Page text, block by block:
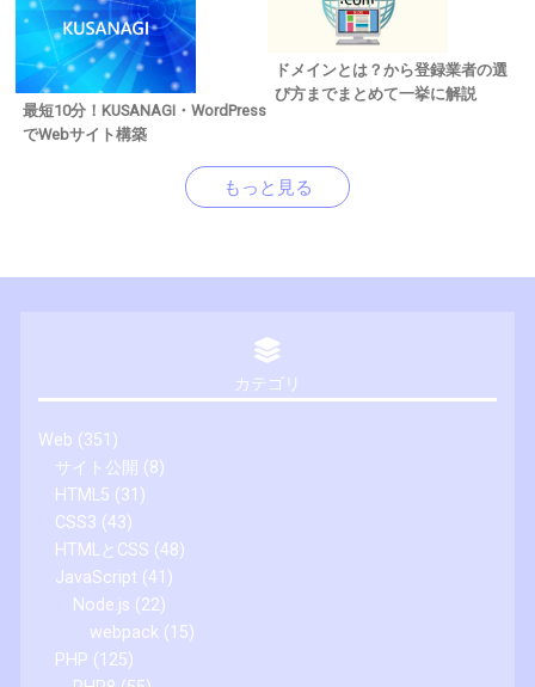
最短10分！KUSANAGI・WordPress
でWebサイト構築
ドメインとは？から登録業者の選
び方までまとめて一挙に解説
もっと見る
カテゴリ
Web (351)
サイト公開 (8)
HTML5 (31)
CSS3 (43)
HTMLとCSS (48)
JavaScript (41)
Node.js (22)
webpack (15)
PHP (125)